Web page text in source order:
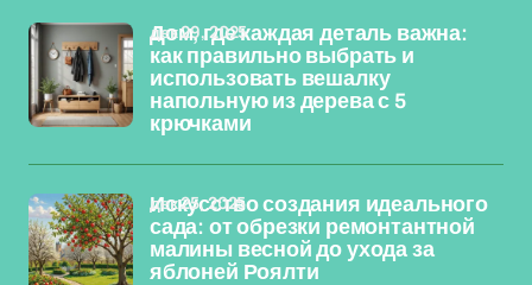
Дом, где каждая деталь важна:
как правильно выбрать и
использовать вешалку
напольную из дерева с 5
крючками
дек 29, 2025
Искусство создания идеального
сада: от обрезки ремонтантной
малины весной до ухода за
яблоней Роялти
дек 25, 2025